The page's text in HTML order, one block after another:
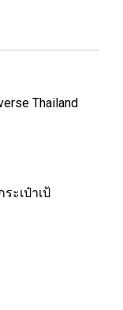
Thailand
ะเป๋าเป้